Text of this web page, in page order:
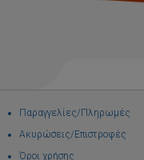
Παραγγελίες/Πληρωμές
Ακυρώσεις/Επιστροφές
Όροι χρήσης